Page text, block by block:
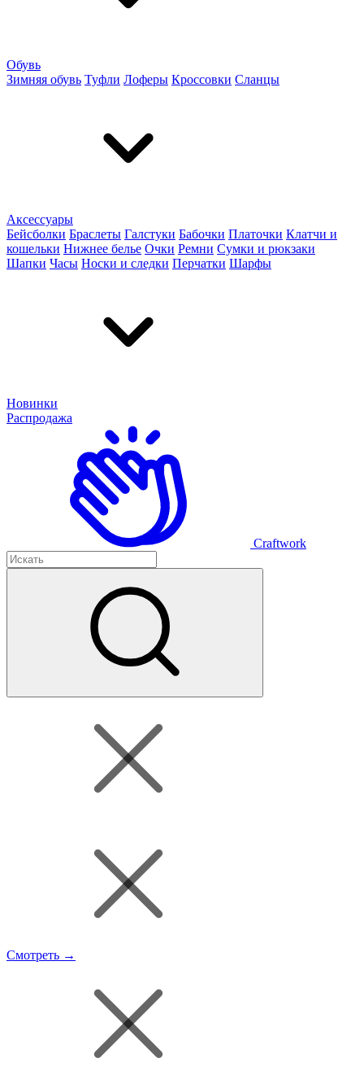
Обувь
Зимняя обувь Туфли Лоферы Кроссовки Сланцы
Аксессуары
Бейсболки Браслеты Галстуки Бабочки Платочки Клатчи и
кошельки Нижнее белье Очки Ремни Сумки и рюкзаки
Шапки Часы Носки и следки Перчатки Шарфы
Новинки
Распродажа
Craftwork
Смотреть →